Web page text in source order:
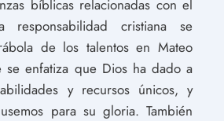
bíblicas relacionadas con el
cristiana se
de los talentos en Mateo
se enfatiza que Dios ha dado a
y recursos únicos, y
para su gloria. También